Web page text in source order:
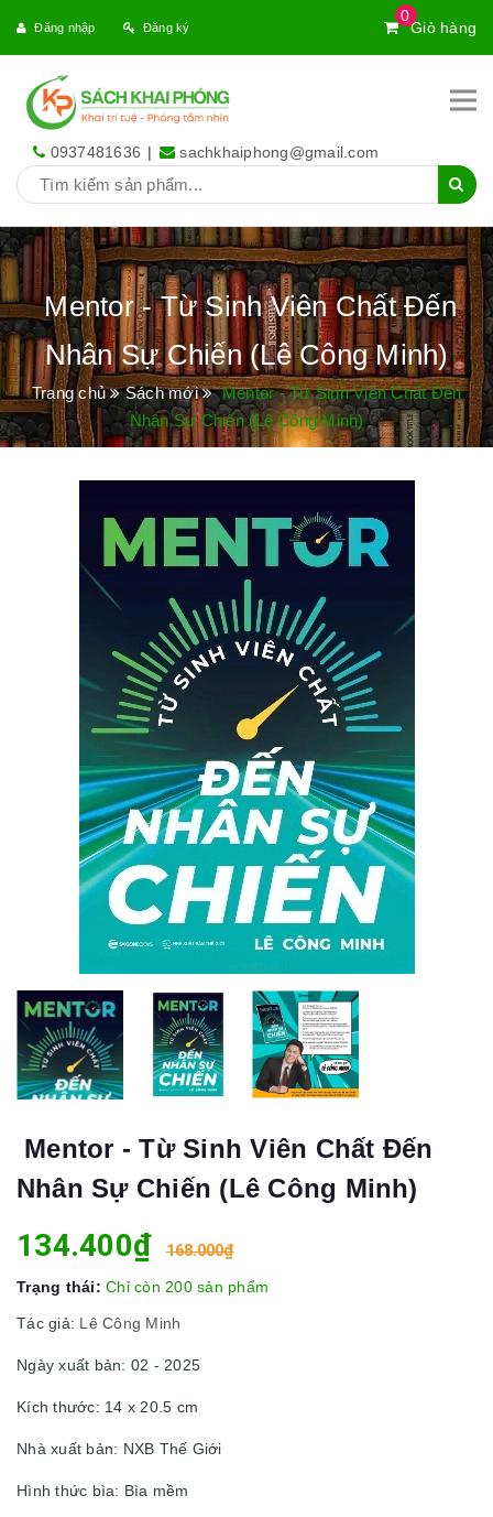
0
Giỏ hàng
Đăng nhập Đăng ký
0937481636 | sachkhaiphong@gmail.com
Mentor - Từ Sinh Viên Chất Đến
Nhân Sự Chiến (Lê Công Minh)
Trang chủ Sách mới
Mentor - Từ Sinh Viên Chất Đến
Nhân Sự Chiến (Lê Công Minh)
Mentor - Từ Sinh Viên Chất Đến
Nhân Sự Chiến (Lê Công Minh)
134.400₫ 168.000₫
Trạng thái: Chỉ còn 200 sản phẩm
Tác giả: Lê Công Minh
Ngày xuất bản: 02 - 2025
Kích thước: 14 x 20.5 cm
Nhà xuất bản: NXB Thế Giới
Hình thức bìa: Bìa mềm